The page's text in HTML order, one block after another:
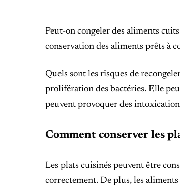
Peut-on congeler des aliments
conservation des aliments prêts à
Quels sont les risques de
prolifération des bactéries. Elle
peuvent provoquer des
Comment conserver les
Les plats cuisinés peuvent être
correctement. De plus, les